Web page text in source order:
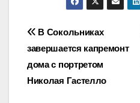
Навигация
по
записям
В Сокольниках
завершается капремонт
дома с портретом
Николая Гастелло